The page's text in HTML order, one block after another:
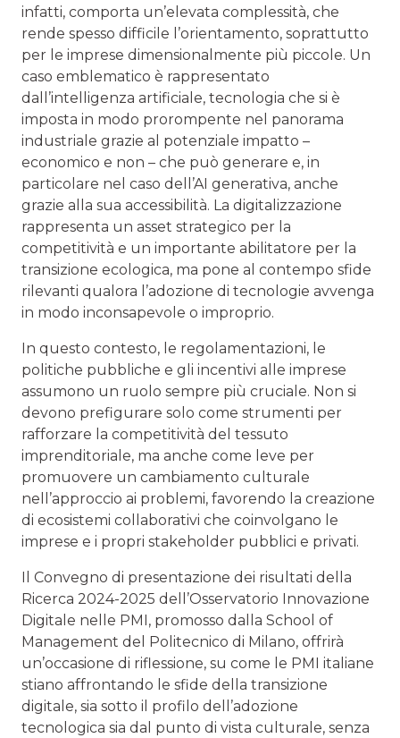
infatti, comporta un’elevata complessità, che
rende spesso difficile l’orientamento, soprattutto
per le imprese dimensionalmente più piccole. Un
caso emblematico è rappresentato
dall’intelligenza artificiale, tecnologia che si è
imposta in modo prorompente nel panorama
industriale grazie al potenziale impatto –
economico e non – che può generare e, in
particolare nel caso dell’AI generativa, anche
grazie alla sua accessibilità. La digitalizzazione
rappresenta un asset strategico per la
competitività e un importante abilitatore per la
transizione ecologica, ma pone al contempo sfide
rilevanti qualora l’adozione di tecnologie avvenga
in modo inconsapevole o improprio.
In questo contesto, le regolamentazioni, le
politiche pubbliche e gli incentivi alle imprese
assumono un ruolo sempre più cruciale. Non si
devono prefigurare solo come strumenti per
rafforzare la competitività del tessuto
imprenditoriale, ma anche come leve per
promuovere un cambiamento culturale
nell’approccio ai problemi, favorendo la creazione
di ecosistemi collaborativi che coinvolgano le
imprese e i propri stakeholder pubblici e privati.
Il Convegno di presentazione dei risultati della
Ricerca 2024-2025 dell’Osservatorio Innovazione
Digitale nelle PMI, promosso dalla School of
Management del Politecnico di Milano, offrirà
un’occasione di riflessione, su come le PMI italiane
stiano affrontando le sfide della transizione
digitale, sia sotto il profilo dell’adozione
tecnologica sia dal punto di vista culturale, senza